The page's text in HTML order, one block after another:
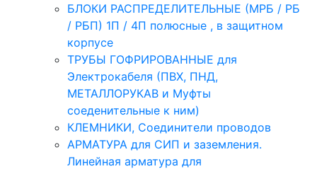
БЛОКИ РАСПРЕДЕЛИТЕЛЬНЫЕ (МРБ / РБ
/ РБП) 1П / 4П полюсные , в защитном
корпусе
ТРУБЫ ГОФРИРОВАННЫЕ для
Электрокабеля (ПВХ, ПНД,
МЕТАЛЛОРУКАВ и Муфты
соеденительные к ним)
КЛЕМНИКИ, Соединители проводов
АРМАТУРА для СИП и заземления.
Линейная арматура для